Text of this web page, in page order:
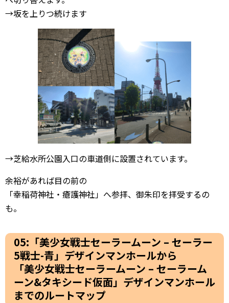
→坂を上りつ続けます
→芝給水所公園入口の車道側に設置されています。
余裕があれば目の前の
「幸稲荷神社・瘡護神社」へ参拝、御朱印を拝受するの
も。
05:「美少女戦士セーラームーン – セーラー
5戦士-青」デザインマンホールから
「美少女戦士セーラームーン – セーラーム
ーン&タキシード仮面」デザインマンホール
までのルートマップ